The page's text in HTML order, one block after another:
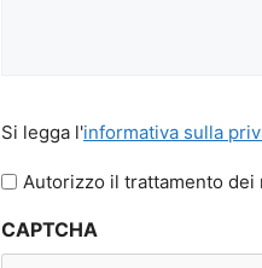
legga
l'informativa
privacy
Si legga l'informativa sulla
Autorizzo il trattamento dei
CAPTCHA